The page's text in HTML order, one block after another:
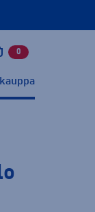
0 tuotetta